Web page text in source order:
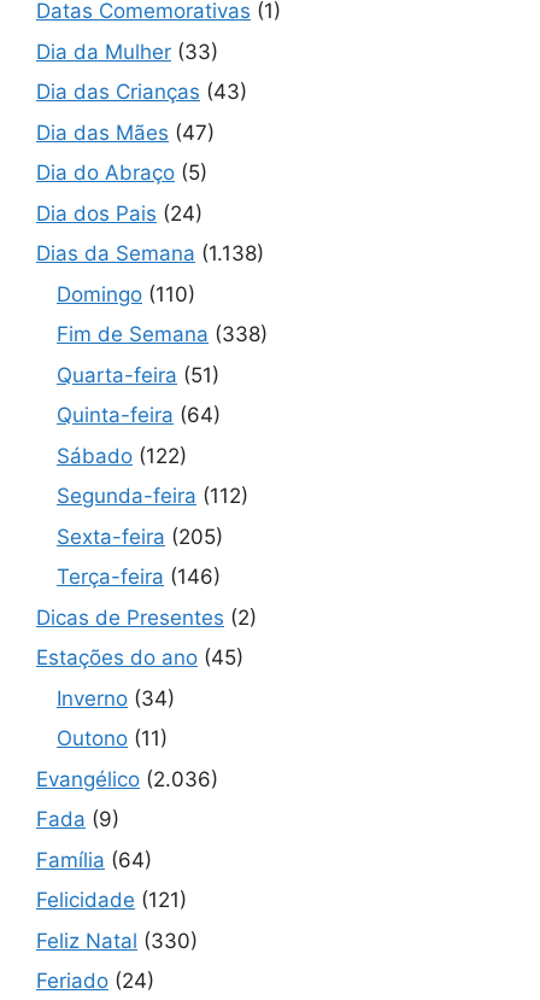
Datas Comemorativas (1)
Dia da Mulher (33)
Dia das Crianças (43)
Dia das Mães (47)
Dia do Abraço (5)
Dia dos Pais (24)
Dias da Semana (1.138)
Domingo (110)
Fim de Semana (338)
Quarta-feira (51)
Quinta-feira (64)
Sábado (122)
Segunda-feira (112)
Sexta-feira (205)
Terça-feira (146)
Dicas de Presentes (2)
Estações do ano (45)
Inverno (34)
Outono (11)
Evangélico (2.036)
Fada (9)
Família (64)
Felicidade (121)
Feliz Natal (330)
Feriado (24)